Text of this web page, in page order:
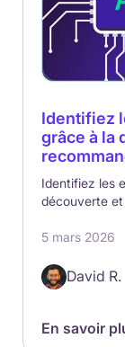
Identifiez
grâce à la
Identifiez les
découverte
5 mars 2026
David R.
En savoir